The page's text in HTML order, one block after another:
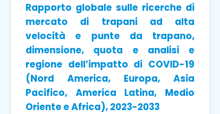
Rapporto globale sulle ricerche di
mercato di trapani ad alta
velocità e punte da trapano,
dimensione, quota e analisi e
regione dell’impatto di COVID-19
(Nord America, Europa, Asia
Pacifico, America Latina, Medio
Oriente e Africa), 2023-2033